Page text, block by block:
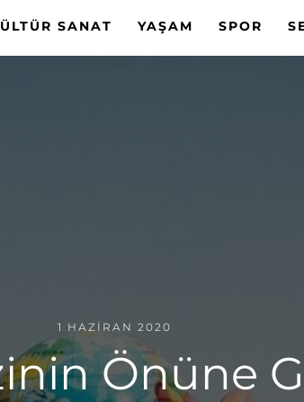
SANAT YAŞAM SPOR
1 HAZIRAN 2020
Önüne